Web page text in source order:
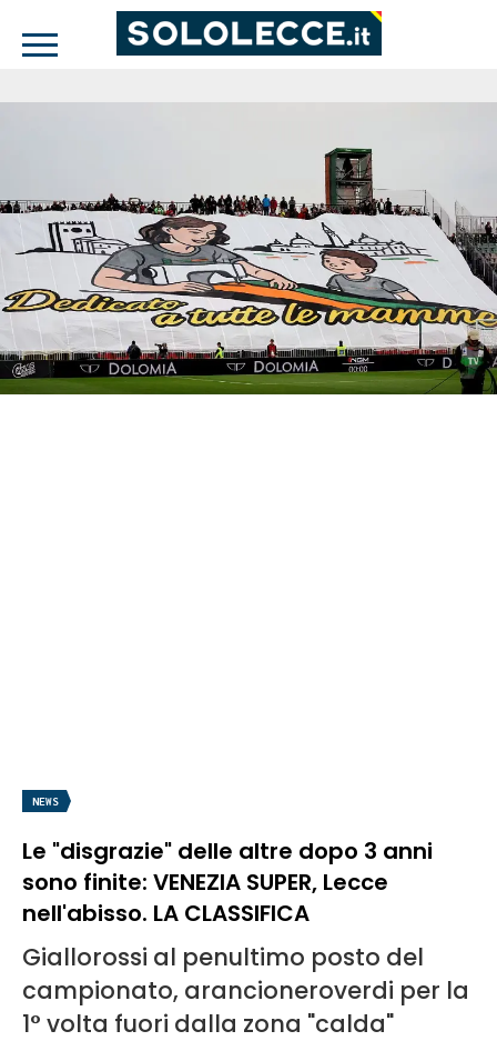
NEWS
Le "disgrazie" delle altre dopo 3 anni
sono finite: VENEZIA SUPER, Lecce
nell'abisso. LA CLASSIFICA
Giallorossi al penultimo posto del
campionato, arancioneroverdi per la
1° volta fuori dalla zona "calda"